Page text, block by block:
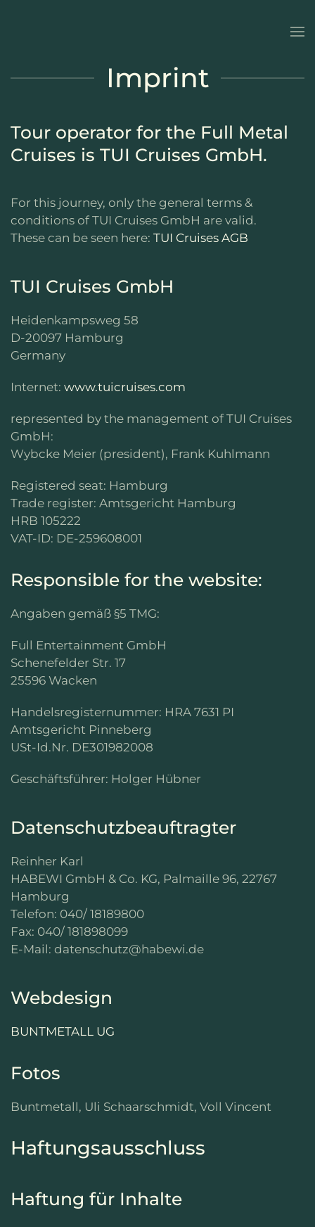
Imprint
Tour operator for the Full Metal
Cruises is TUI Cruises GmbH.
For this journey, only the general terms &
conditions of TUI Cruises GmbH are valid.
These can be seen here: TUI Cruises AGB
TUI Cruises GmbH
Heidenkampsweg 58
D-20097 Hamburg
Germany
Internet: www.tuicruises.com
represented by the management of TUI Cruises
GmbH:
Wybcke Meier (president), Frank Kuhlmann
Registered seat: Hamburg
Trade register: Amtsgericht Hamburg
HRB 105222
VAT-ID: DE-259608001
Responsible for the website:
Angaben gemäß §5 TMG:
Full Entertainment GmbH
Schenefelder Str. 17
25596 Wacken
Handelsregisternummer: HRA 7631 PI
Amtsgericht Pinneberg
USt-Id.Nr. DE301982008
Geschäftsführer: Holger Hübner
Datenschutzbeauftragter
Reinher Karl
HABEWI GmbH & Co. KG, Palmaille 96, 22767
Hamburg
Telefon: 040/ 18189800
Fax: 040/ 181898099
E-Mail: datenschutz@habewi.de
Webdesign
BUNTMETALL UG
Fotos
Buntmetall, Uli Schaarschmidt, Voll Vincent
Haftungsausschluss
Haftung für Inhalte